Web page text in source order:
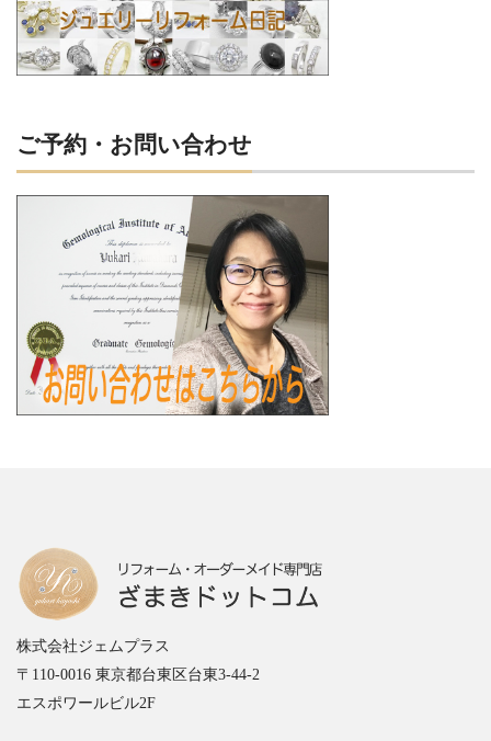
ご予約・お問い合わせ
株式会社ジェムプラス
〒110-0016 東京都台東区台東3-44-2
エスポワールビル2F